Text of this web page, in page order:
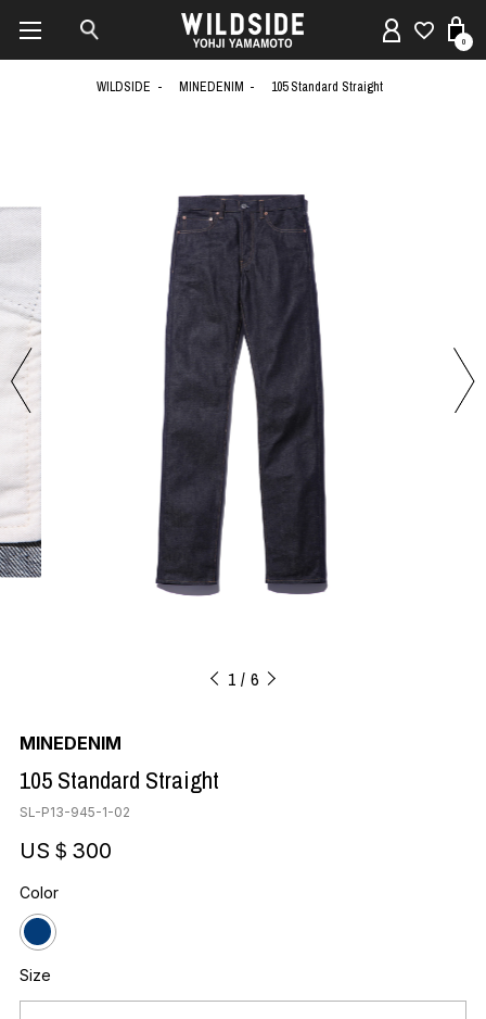
0
WILDSIDE MINEDENIM 105 Standard Straight
1 6
MINEDENIM
105 Standard Straight
SL-P13-945-1-02
US＄300
Color
Size